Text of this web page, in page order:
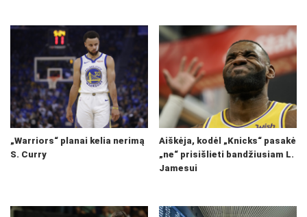
„Warriors“ planai kelia nerimą
S. Curry
Aiškėja, kodėl „Knicks“ pasakė
„ne“ prisišlieti bandžiusiam L.
Jamesui